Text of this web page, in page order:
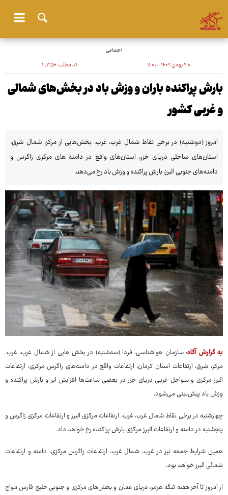
اجتماعی
۳۰ بهمن ۱۴۰۲ - ۱۱:۰۱ کد مطلب:۲٬۳۵۶
بارش پراکنده باران و وزش باد در بخش‌های شمالی
و غربی کشور
امروز (دوشنبه) در برخی نقاط شمال غرب، غرب، بخش‌هایی از مرکز، شمال شرق،
استان‌های ساحلی دریای خزر، استان‌های واقع در دامنه های مرکزی زاگرس و
دامنه‌های جنوبی البرز، بارش پراکنده و وزش باد رخ می‌دهد.
به گزارش آگاه: سازمان هواشناسی، فردا (سه‌شنبه) در بخش هایی از شمال غرب، غرب،
مرکز، شرق، ارتفاعات استان کرمان، ارتفاعات واقع در دامنه‌های زاگرس مرکزی، ارتفاعات
البرز مرکزی و سواحل غربی دریای خزر در بعضی ساعت‌ها افزایش ابر و بارش پراکنده و
وزش باد پیش‌بینی می‌شود.
چهارشنبه در برخی نقاط شمال غرب، غرب، ارتفاعات مرکزی البرز و ارتفاعات مرکزی زاگرس و
پنجشنبه در دامنه و ارتفاعات البرز مرکزی بارش پراکنده رخ خواهد داد.
همین شرایط جمعه نیز در غرب، شمال غرب، ارتفاعات زاگرس مرکزی، دامنه و ارتفاعات
شمالی البرز خواهد بود.
از امروز تا آخر هفته تنگه هرمز، دریای عمان و بخش‌های مرکزی و جنوبی خلیج فارس مواج